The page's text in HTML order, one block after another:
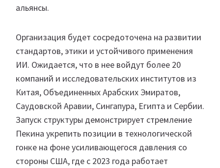
альянсы.
Организация будет сосредоточена на развитии
стандартов, этики и устойчивого применения
ИИ. Ожидается, что в нее войдут более 20
компаний и исследовательских институтов из
Китая, Объединенных Арабских Эмиратов,
Саудовской Аравии, Сингапура, Египта и Сербии.
Запуск структуры демонстрирует стремление
Пекина укрепить позиции в технологической
гонке на фоне усиливающегося давления со
стороны США, где с 2023 года работает